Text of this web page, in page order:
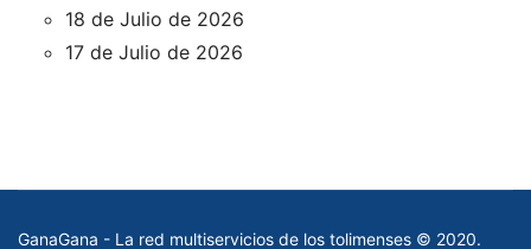
18 de Julio de 2026
17 de Julio de 2026
GanaGana - La red multiservicios de los tolimenses © 2020.